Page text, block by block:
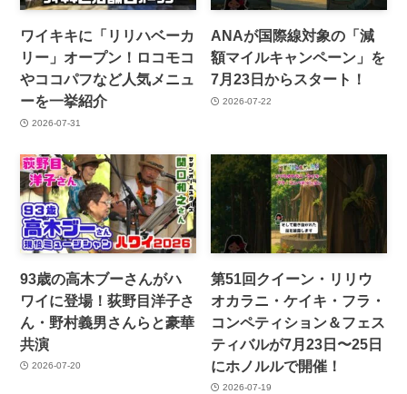
ワイキキに「リリハベーカ
リー」オープン！ロコモコ
やココパフなど人気メニュ
ーを一挙紹介
2026-07-31
ANAが国際線対象の「減
額マイルキャンペーン」を
7月23日からスタート！
2026-07-22
93歳の高木ブーさんがハ
ワイに登場！荻野目洋子さ
ん・野村義男さんらと豪華
共演
2026-07-20
第51回クイーン・リリウ
オカラニ・ケイキ・フラ・
コンペティション＆フェス
ティバルが7月23日〜25日
にホノルルで開催！
2026-07-19